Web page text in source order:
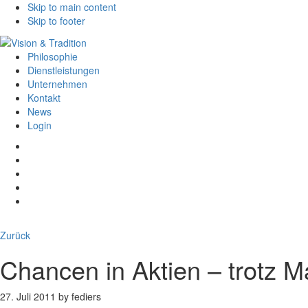
Skip to main content
Skip to footer
Philosophie
Dienstleistungen
Unternehmen
Kontakt
News
Login
Zurück
Chancen in Aktien – trotz
27. Juli 2011 by fediers